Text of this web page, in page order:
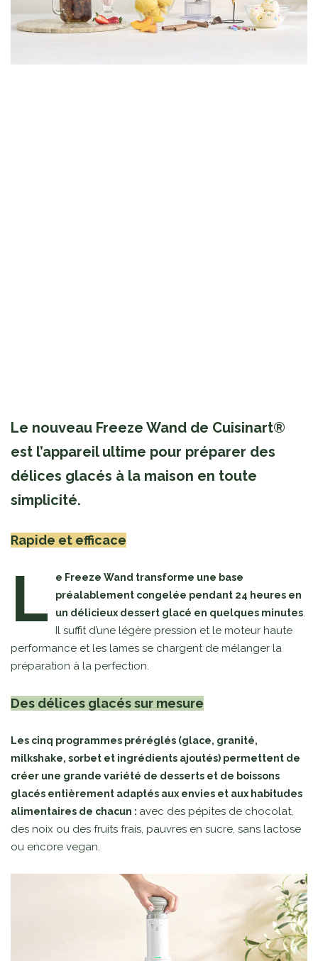
Le nouveau Freeze Wand de Cuisinart®
est l’appareil ultime pour préparer des
délices glacés à la maison en toute
simplicité.
Rapide et efficace
L
e Freeze Wand transforme une base
préalablement congelée pendant 24 heures en
un délicieux dessert glacé en quelques minutes.
Il suffit d’une légère pression et le moteur haute
performance et les lames se chargent de mélanger la
préparation à la perfection.
Des délices glacés sur mesure
Les cinq programmes préréglés (glace, granité,
milkshake, sorbet et ingrédients ajoutés) permettent de
créer une grande variété de desserts et de boissons
glacés entièrement adaptés aux envies et aux habitudes
alimentaires de chacun : avec des pépites de chocolat,
des noix ou des fruits frais, pauvres en sucre, sans lactose
ou encore vegan.